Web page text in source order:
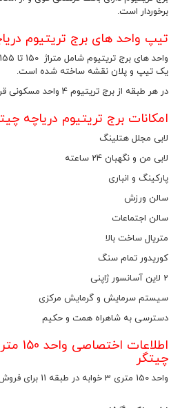
برخوردار است.
تیپ واحد های برج تریتیوم
یک تیپ و پلان نقشه ساخته شده است.
در هر طبقه از برج تریتیوم 4 واحد مسکونی قرار گرفته است.
امکانات برج تریتیوم دریاچه
لابی مجلل هتلینگ
لابی من و نگهبان 24 ساعته
پارکینگ و انباری
سالن ورزش
سالن اجتماعات
متریال ساخت بالا
کوریدور تمام سنگ
سیستم سرمایش و گرمایش مرکزی
دسترسی به شاهراه همت و حکیم
اطلاعات
چیتگر
واحد 150 متری 3 خوابه در طبقه 11 برای فروش گذاشته شده است.